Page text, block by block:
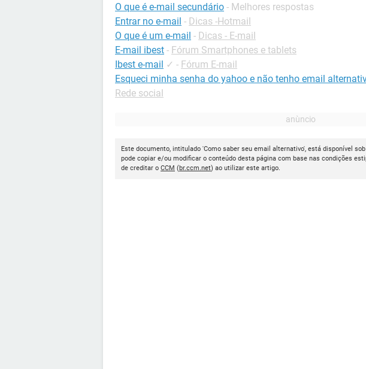
O que é e-mail secundário - Melhores respostas
Entrar no e-mail - Dicas -Hotmail
O que é um e-mail - Dicas - E-mail
E-mail ibest - Fórum Smartphones e tablets
Ibest e-mail ✓ - Fórum E-mail
Esqueci minha senha do yahoo e não tenho email
Rede social
Este documento, intitulado 'Como saber seu email alternativo', está disponível
pode copiar e/ou modificar o conteúdo desta página com base nas condições
de creditar o CCM (br.ccm.net) ao utilizar este artigo.